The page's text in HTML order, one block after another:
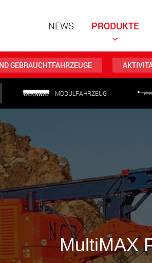
NEWS PRODUKTE
GEBRAUCHTFAHRZEUGE
MODULFAHRZEUG
MultiMAX